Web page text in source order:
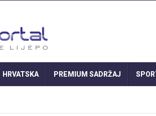
HRVATSKA PREMIUM SADRŽAJ